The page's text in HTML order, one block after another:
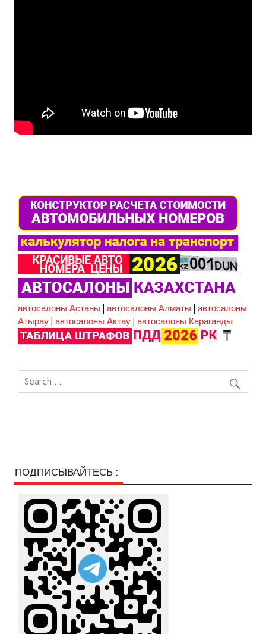
автосалоны Астаны |автосалоны Алматы |автосалоны
Атырау |автосалоны Актау |автосалоны Караганды
ПОДПИСЫВАЙТЕСЬ :